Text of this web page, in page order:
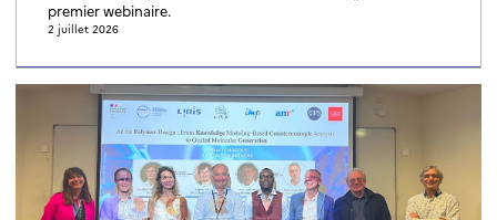
premier webinaire.
2 juillet 2026